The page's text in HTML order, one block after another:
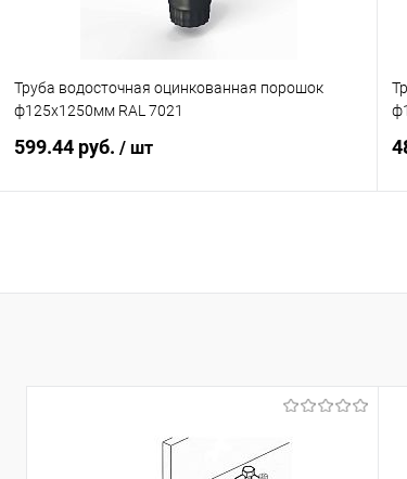
Труба водосточная оцинкованная порошок
ф125х1250мм RAL 7021
599.44 руб. / шт
Купить в 1 клик Сравнение